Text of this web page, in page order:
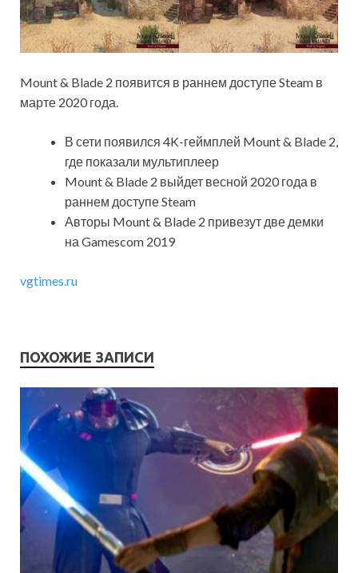
Mount & Blade 2 появится в раннем доступе Steam в
марте 2020 года.
В сети появился 4K-геймплей Mount & Blade 2,
где показали мультиплеер
Mount & Blade 2 выйдет весной 2020 года в
раннем доступе Steam
Авторы Mount & Blade 2 привезут две демки
на Gamescom 2019
vgtimes.ru
ПОХОЖИЕ ЗАПИСИ